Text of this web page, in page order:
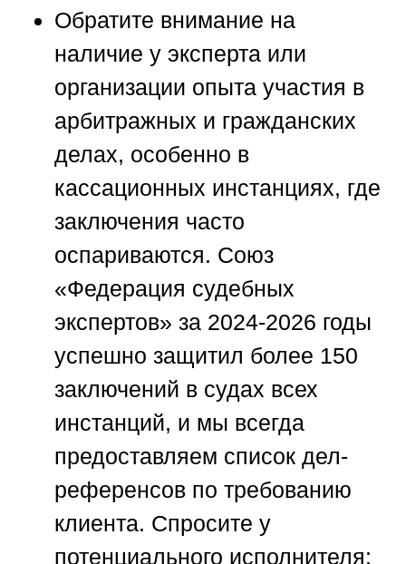
Обратите внимание на
наличие у эксперта или
организации опыта участия в
арбитражных и гражданских
делах, особенно в
кассационных инстанциях, где
заключения часто
оспариваются. Союз
«Федерация судебных
экспертов» за 2024-2026 годы
успешно защитил более 150
заключений в судах всех
инстанций, и мы всегда
предоставляем список дел-
референсов по требованию
клиента. Спросите у
потенциального исполнителя: